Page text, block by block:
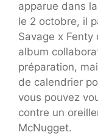
apparue dans
le 2 octobre, il
Savage x Fenty
album
préparation,
de calendrier
vous pouvez
contre un
McNugget.